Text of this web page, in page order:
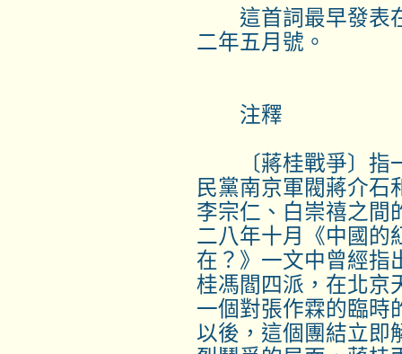
這首詞最早發表
二年五月號。
注釋
〔蔣桂戰爭〕指
民黨南京軍閥蔣介石
李宗仁、白崇禧之間
二八年十月《中國的
在？》一文中曾經指
桂馮閻四派，在北京
一個對張作霖的臨時
以後，這個團結立即